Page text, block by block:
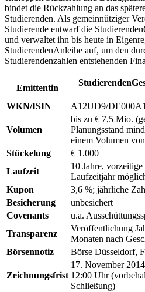
bindet die Rückzahlung an das
Studierenden. Als gemeinnütziger
Studierende entwarf die
und verwaltet ihn bis heute in
StudierendenAnleihe auf, um den
Studierendenzahlen entstehenden
Emittentin
WKN/ISIN
A12UD9/
Volumen
bis zu € 7,5 Mio.
Planungsstand
einem Volumen
Stückelung
€ 1.000
Laufzeit
10 Jahre,
Laufzeitjahr
Kupon
3,6 %; jährliche
Besicherung
unbesichert
Covenants
u.a.
Transparenz
Veröffentlichung
Monaten nach
Börsennotiz
Börse Düsseldorf,
Zeichnungsfrist
17. November
12:00 Uhr
Schließung)